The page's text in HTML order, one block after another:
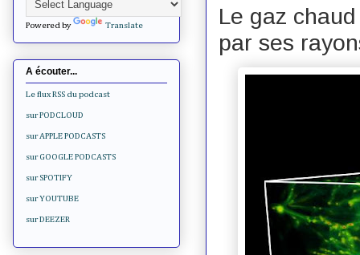
Le gaz
par ses
Powered by Translate
A écouter...
Le flux RSS du podcast
sur PODCLOUD
sur APPLE PODCASTS
sur GOOGLE PODCASTS
sur SPOTIFY
sur YOUTUBE
sur DEEZER